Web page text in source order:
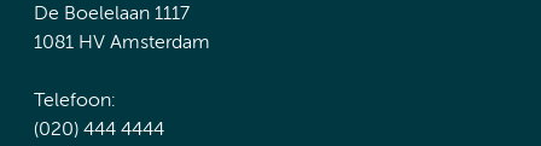
De Boelelaan 1117
1081 HV Amsterdam
Telefoon:
(020) 444 4444